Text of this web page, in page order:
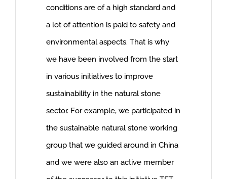
conditions are of a high standard and
a lot of attention is paid to safety and
environmental aspects. That is why
we have been involved from the start
in various initiatives to improve
sustainability in the natural stone
sector. For example, we participated in
the sustainable natural stone working
group that we guided around in China
and we were also an active member